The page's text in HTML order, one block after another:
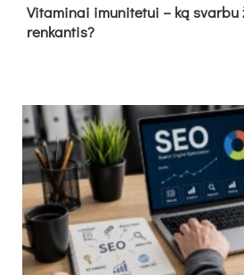
Vitaminai imunitetui – ką
renkantis?